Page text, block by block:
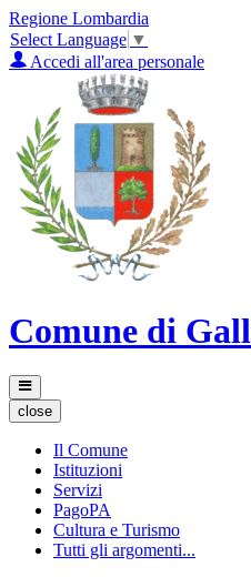
Regione Lombardia
Select Language ▼
Accedi all'area personale
Comune di
close
Il Comune
Istituzioni
Servizi
PagoPA
Cultura e Turismo
Tutti gli argomenti...